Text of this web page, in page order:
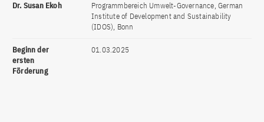
Dr. Susan Ekoh
Programmbereich Umwelt-Governance, German
Institute of Development and Sustainability
(IDOS), Bonn
Beginn der
ersten
Förderung
01.03.2025